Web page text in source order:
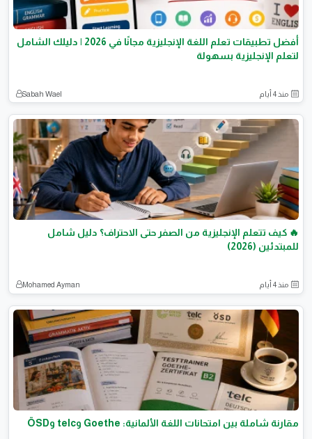
أفضل تطبيقات تعلم اللغة الإنجليزية مجانًا في 2026 | دليلك الشامل
لتعلم الإنجليزية بسهولة
منذ 4 أيام Sabah Wael
🔥 كيف تتعلم الإنجليزية من الصفر حتى الاحتراف؟ دليل شامل
للمبتدئين (2026)
منذ 4 أيام Mohamed Ayman
مقارنة شاملة بين امتحانات اللغة الألمانية: Goethe وtelc وÖSD